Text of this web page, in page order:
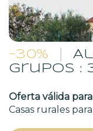
-30%
grupos :
Oferta válida para
Casas rurales